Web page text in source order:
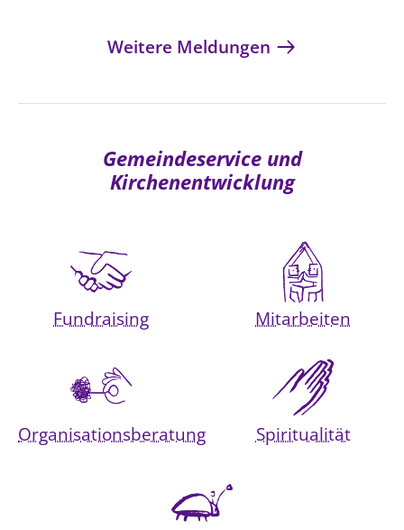
Weitere Meldungen
Gemeindeservice und
Kirchenentwicklung
Fundraising Mitarbeiten
Organisationsberatung Spiritualität